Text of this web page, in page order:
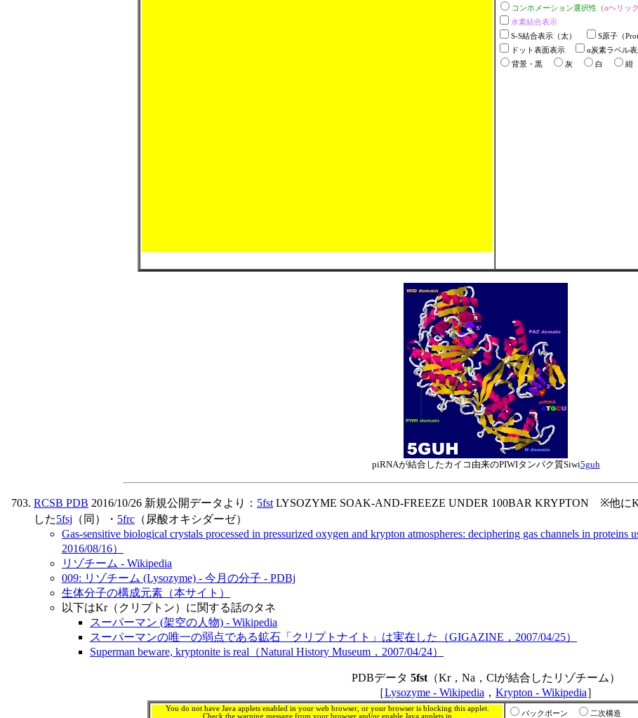
コンホメーション選択性（αヘリッ
水素結合表示
S-S結合表示（太）
S原子（
ドット表面表示
α炭素ラベル
背景・黒
灰 白 紺
piRNAが結合したカイコ由来のPIWIタンパク質Siwi5guh
RCSB PDB 2016/10/26 新規公開データより： 5fst LYSOZYME SOAK-AND-FREEZE UNDER 100BAR KRYPTON ※他に
した5fsj （同）・ 5frc （尿酸オキシダーゼ）
Gas-sensitive biological crystals processed in pressurized oxygen and krypton atmospheres: deciphering gas channels in
2016/08/16）
リゾチーム - Wikipedia
009: リゾチーム (Lysozyme) - 今月の分子 - PDBj
生体分子の構成元素（本サイト）
以下はKr（クリプトン）に関する話のタネ
スーパーマン (架空の人物) - Wikipedia
スーパーマンの唯一の弱点である鉱石「クリプトナイト」は実在した（GIGAZINE，2007/04/25）
Superman beware, kryptonite is real（Natural History Museum，2007/04/24）
PDBデータ 5fst（Kr，Na，Clが結合したリゾチーム）
［Lysozyme - Wikipedia ， Krypton - Wikipedia］
You do not have Java applets enabled in your web browser, or your browser is blocking this applet.
Check the warning message from your browser and/or enable Java applets in
バックボーン
二次構造